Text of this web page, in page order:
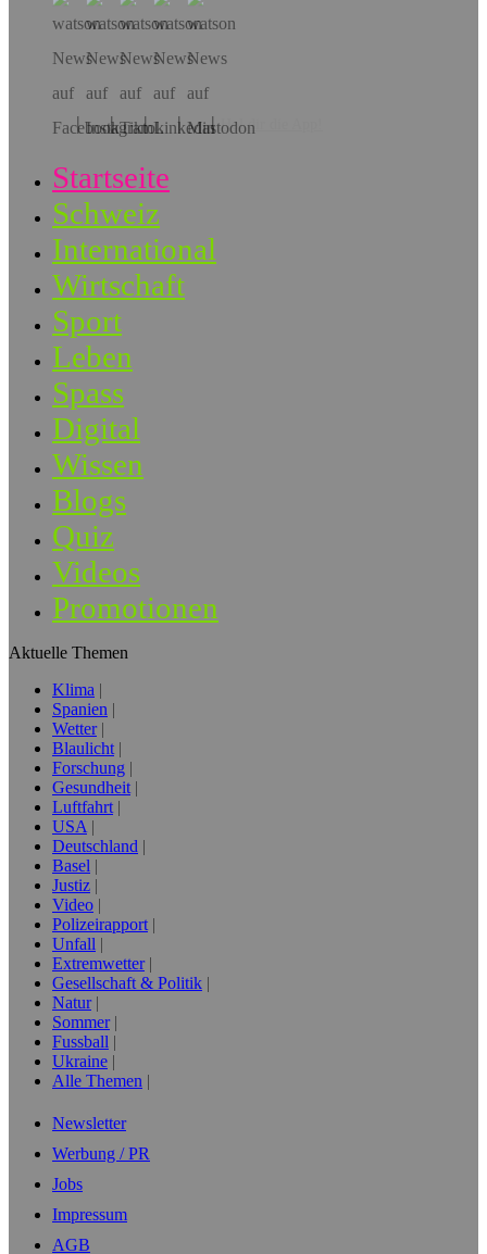
Hol dir die App!
Startseite
Schweiz
International
Wirtschaft
Sport
Leben
Spass
Digital
Wissen
Blogs
Quiz
Videos
Promotionen
Aktuelle Themen
Klima
Spanien
Wetter
Blaulicht
Forschung
Gesundheit
Luftfahrt
USA
Deutschland
Basel
Justiz
Video
Polizeirapport
Unfall
Extremwetter
Gesellschaft & Politik
Natur
Sommer
Fussball
Ukraine
Alle Themen
Newsletter
Werbung / PR
Jobs
Impressum
AGB